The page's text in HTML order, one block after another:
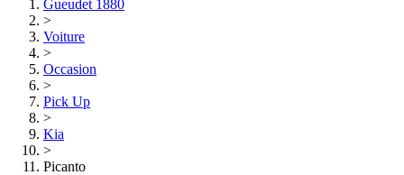
Gueudet 1880
>
Voiture
>
Occasion
>
Pick Up
>
Kia
>
Picanto